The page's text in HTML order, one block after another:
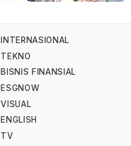
INTERNASIONAL
TEKNO
BISNIS FINANSIAL
ESGNOW
VISUAL
ENGLISH
TV